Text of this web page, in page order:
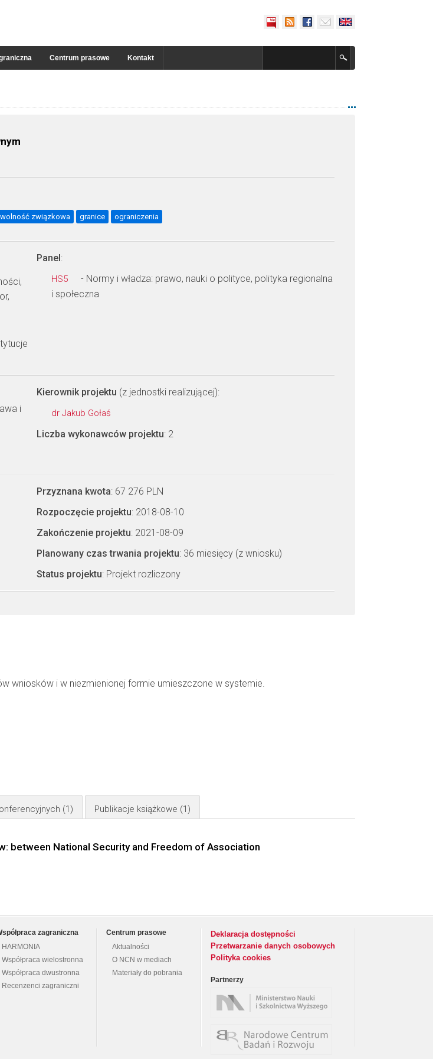
Centrum prasowe Kontakt
wolność związkowa granice ograniczenia
Panel:
HS5
- Normy i władza: prawo, nauki o polityce, polityka regionalna
i społeczna
i
Kierownik projektu (z jednostki realizującej):
dr Jakub Gołaś
Liczba wykonawców projektu: 2
Przyznana kwota: 67 276 PLN
Rozpoczęcie projektu: 2018-08-10
Zakończenie projektu: 2021-08-09
Planowany czas trwania projektu: 36 miesięcy (z wniosku)
Status projektu: Projekt rozliczony
wniosków i w niezmienionej formie umieszczone w systemie.
(1) Publikacje książkowe (1)
between National Security and Freedom of Association
zagraniczna
HARMONIA
Współpraca wielostronna
Współpraca dwustronna
Recenzenci zagraniczni
Centrum prasowe
Aktualności
O NCN w mediach
Materiały do pobrania
Deklaracja dostępności
Przetwarzanie danych osobowych
Polityka cookies
Partnerzy